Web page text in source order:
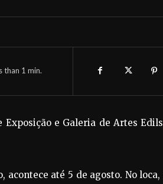
than 1 min.
e Galeria de Artes
acontece até 5 de agosto. No